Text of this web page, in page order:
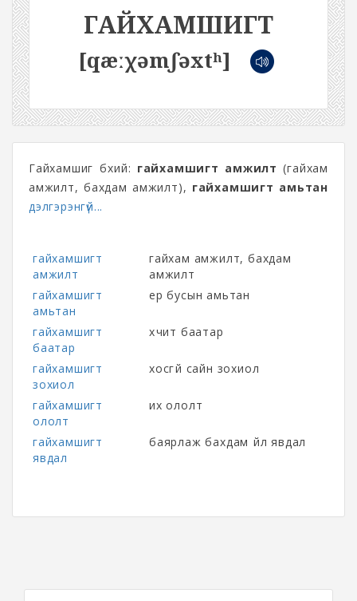
ГАЙХАМШИГТ
[qæːχəmʃəxtʰ]
Гайхамшиг бүхий: гайхамшигт амжилт (гайхам
амжилт, бахдам амжилт), гайхамшигт амьтан
дэлгэрэнгүй...
гайхамшигт
амжилт
гайхам амжилт, бахдам
амжилт
гайхамшигт
амьтан
ер бусын амьтан
гайхамшигт
баатар
хүчит баатар
гайхамшигт
зохиол
хосгүй сайн зохиол
гайхамшигт
ололт
их ололт
гайхамшигт
явдал
баярлаж бахдам үйл явдал